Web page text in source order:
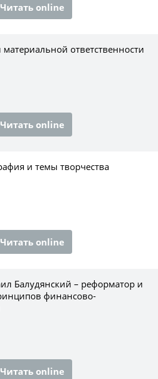
Читать online
ответственности
Читать online
и темы творчества
Читать online
Балудянский – реформатор и
финансово-
Читать online